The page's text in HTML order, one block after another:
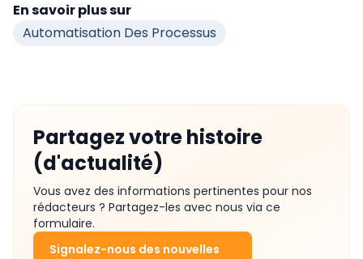
En savoir plus sur
Automatisation Des Processus
Partagez votre histoire
(d'actualité)
Vous avez des informations pertinentes pour nos
rédacteurs ? Partagez-les avec nous via ce
formulaire.
Signalez-nous des nouvelles